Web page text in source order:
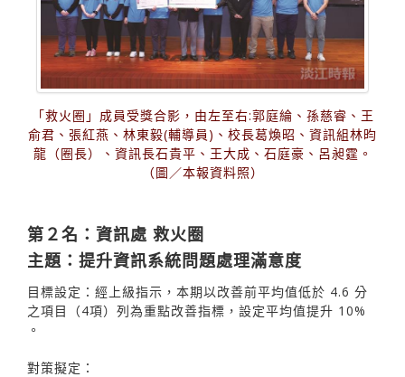
「救火圈」成員受獎合影，由左至右:郭庭綸、孫慈睿、王
俞君、張紅燕、林東毅(輔導員)、校長葛煥昭、資訊組林昀
龍（圈長）、資訊長石貴平、王大成、石庭豪、呂昶霆。
（圖／本報資料照）
第２名：資訊處 救火圈
主題：提升資訊系統問題處理滿意度
目標設定：經上級指示，本期以改善前平均值低於 4.6 分
之項目（4項）列為重點改善指標，設定平均值提升 10%
。
對策擬定：